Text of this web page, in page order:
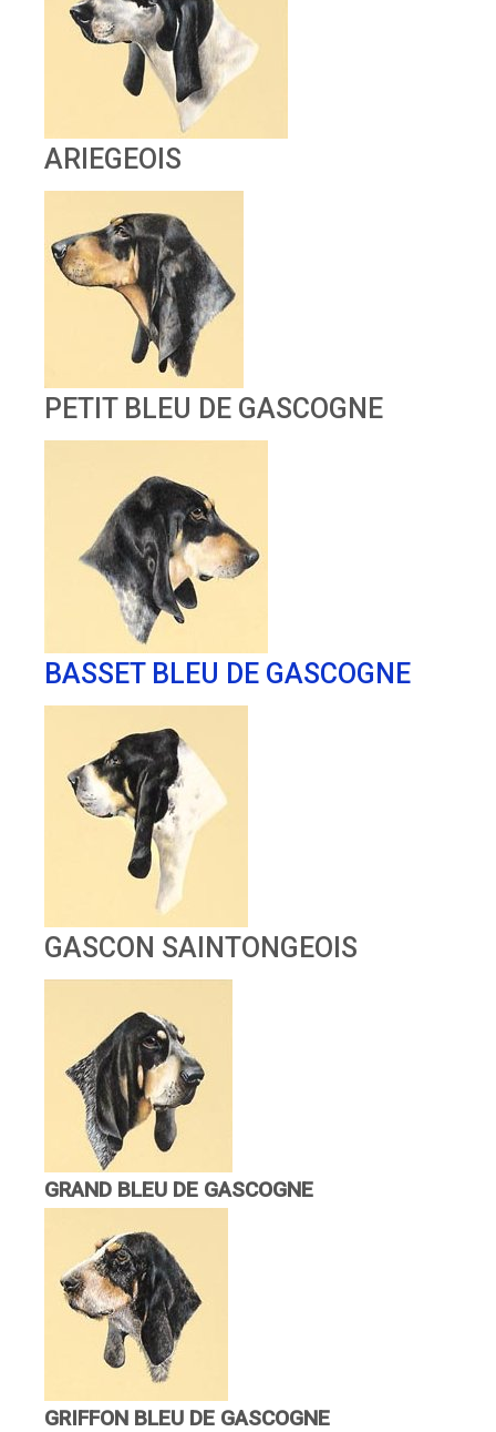
ARIEGEOIS
PETIT BLEU DE GASCOGNE
BASSET BLEU DE GASCOGNE
GASCON SAINTONGEOIS
GRAND BLEU DE GASCOGNE
GRIFFON BLEU DE GASCOGNE